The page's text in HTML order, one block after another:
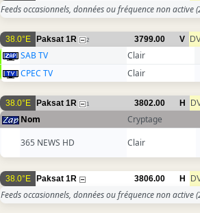
Feeds occasionnels, données ou fréquence non active
38.0°E Paksat 1R 2 3799.00 V
SAB TV Clair
CPEC TV
Clair
38.0°E Paksat 1R 1 3802.00 H
Nom Cryptage
365 NEWS HD
Clair
38.0°E Paksat 1R 3806.00 H
Feeds occasionnels, données ou fréquence non active